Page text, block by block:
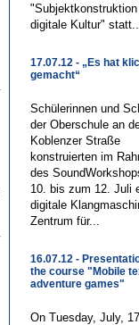
"Subjektkonstruktion
digitale Kultur"
17.07.12 - „Es hat
gemacht“
Schülerinnen und
der Oberschule an
Koblenzer Straße
konstruierten im
des
10. bis zum 12. Juli
digitale
Zentrum für...
16.07.12 -
the course "Mobile
adventure games"
On Tuesday, July,